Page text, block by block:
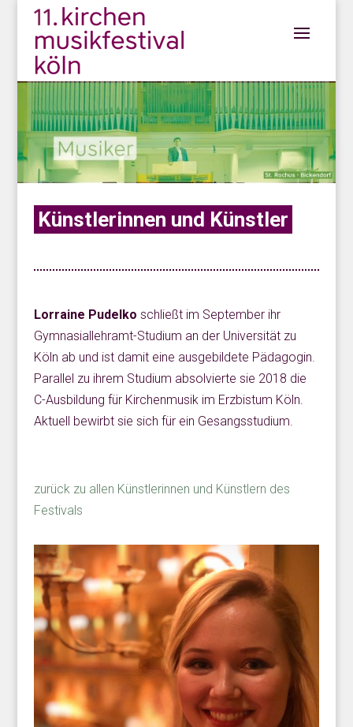
Künstlerinnen und Künstler
Lorraine Pudelko schließt im September ihr
Gymnasiallehramt-Studium an der Universität zu
Köln ab und ist damit eine ausgebildete Pädagogin.
Parallel zu ihrem Studium absolvierte sie 2018 die
C-Ausbildung für Kirchenmusik im Erzbistum Köln.
Aktuell bewirbt sie sich für ein Gesangsstudium.
zurück zu allen Künstlerinnen und Künstlern des
Festivals